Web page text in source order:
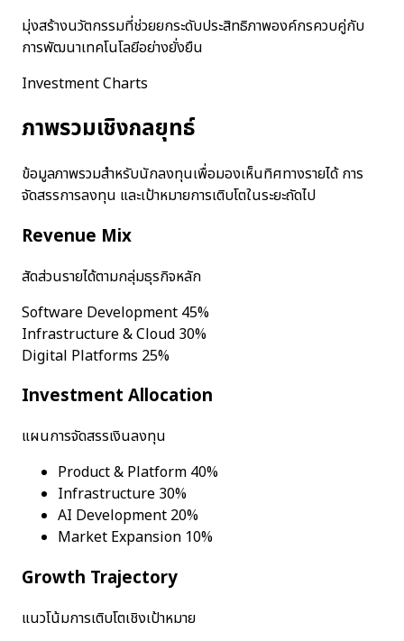
มุ่งสร้างนวัตกรรมที่ช่วยยกระดับประสิทธิภาพองค์กรควบคู่กับ
การพัฒนาเทคโนโลยีอย่างยั่งยืน
Investment Charts
ภาพรวมเชิงกลยุทธ์
ข้อมูลภาพรวมสำหรับนักลงทุนเพื่อมองเห็นทิศทางรายได้ การ
จัดสรรการลงทุน และเป้าหมายการเติบโตในระยะถัดไป
Revenue Mix
สัดส่วนรายได้ตามกลุ่มธุรกิจหลัก
Software Development 45%
Infrastructure & Cloud 30%
Digital Platforms 25%
Investment Allocation
แผนการจัดสรรเงินลงทุน
Product & Platform 40%
Infrastructure 30%
AI Development 20%
Market Expansion 10%
Growth Trajectory
แนวโน้มการเติบโตเชิงเป้าหมาย